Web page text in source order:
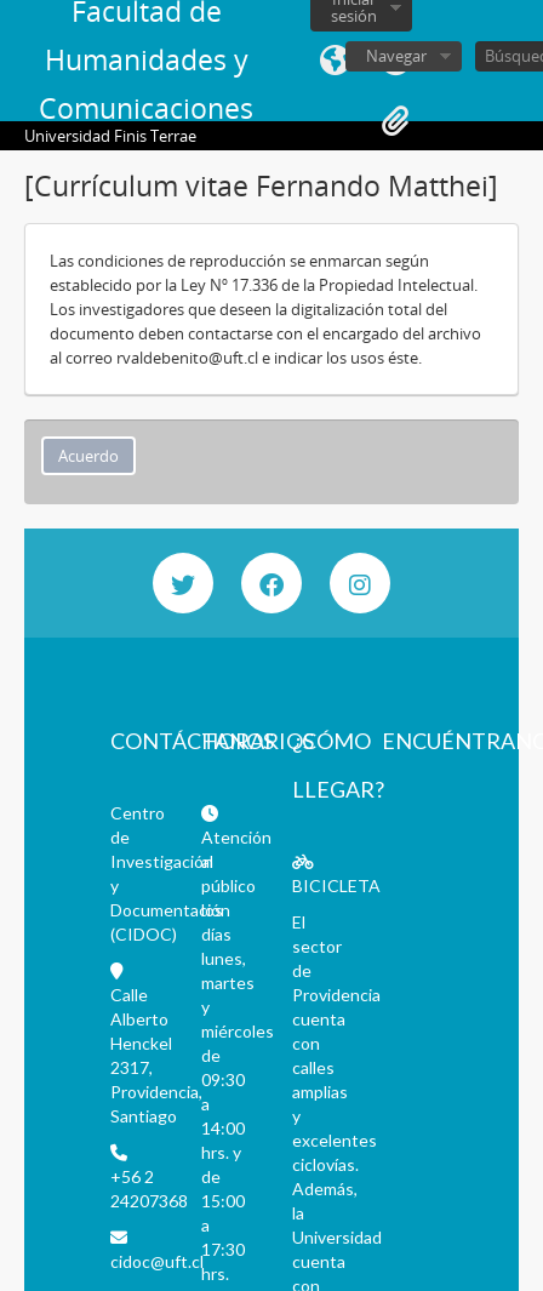
Facultad de
Humanidades y
Comunicaciones
sesión
Navegar
Universidad Finis Terrae
[Currículum vitae Fernando Matthei]
Las condiciones de reproducción se enmarcan según
establecido por la Ley Nº 17.336 de la Propiedad Intelectual.
Los investigadores que deseen la digitalización total del
documento deben contactarse con el encargado del archivo
al correo rvaldebenito@uft.cl e indicar los usos éste.
Acuerdo
CONTÁCTANOS
Centro
de
Investigación
y
Documentación
(CIDOC)
Calle
Alberto
Henckel
2317,
Providencia,
Santiago
+56 2
24207368
cidoc@uft.cl
HORARIOS
Atención
al
público
los
días
lunes,
martes
y
miércoles
de
09:30
a
14:00
hrs. y
de
15:00
a
17:30
hrs.
¿CÓMO
LLEGAR?
BICICLETA
El
sector
de
Providencia
cuenta
con
calles
amplias
y
excelentes
ciclovías.
Además,
la
Universidad
cuenta
con